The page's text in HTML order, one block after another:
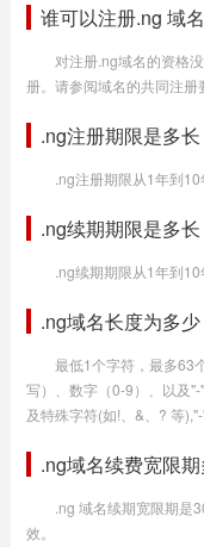
谁可以注册.ng 域
对注册.ng域名的资格
册。请参阅域名的共同注册
.ng注册期限是多长
.ng注册期限从1年到10
.ng续期期限是多长
.ng续期期限从1年到
.ng域名长度为多
最低1个字符，最多63
写）、数字（0-9）、以及
及特殊字符(如!、&、? 等
.ng域名续费宽限
.ng 域名续期宽限期是
效。